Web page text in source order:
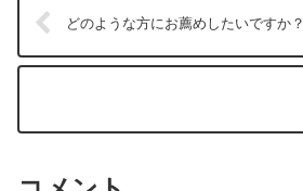
どのような方にお薦めしたいですか？